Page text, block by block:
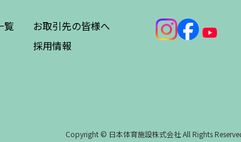
覧
お取引先の皆様へ
採用情報
Copyright © 日本体育施設株式会社 All Rights